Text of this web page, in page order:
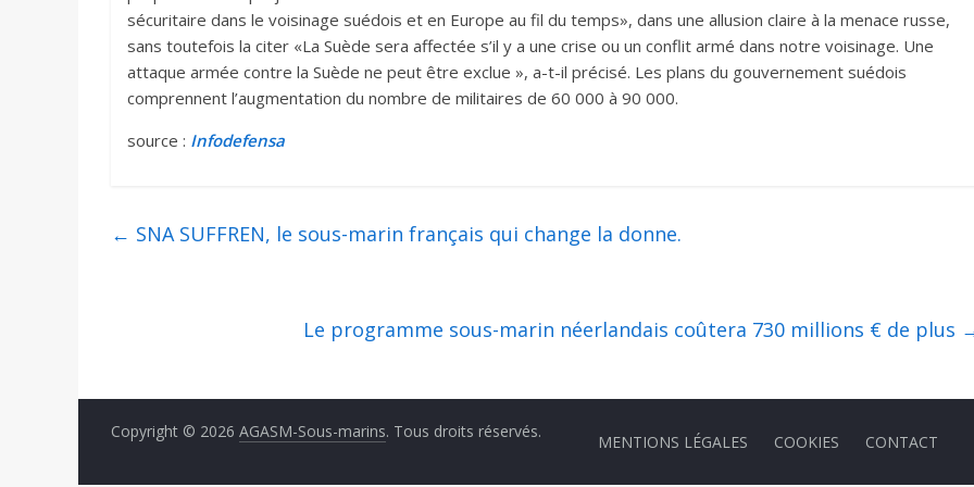
sécuritaire dans le voisinage suédois et en Europe au fil du temps», dans une allusion claire à la menace russe,
sans toutefois la citer «La Suède sera affectée s’il y a une crise ou un conflit armé dans notre voisinage. Une
attaque armée contre la Suède ne peut être exclue », a-t-il précisé. Les plans du gouvernement suédois
comprennent l’augmentation du nombre de militaires de 60 000 à 90 000.
source : Infodefensa
← SNA SUFFREN, le sous-marin français qui change la donne.
Le programme sous-marin néerlandais coûtera 730 millions € de plus
Copyright © 2026 AGASM-Sous-marins. Tous droits réservés.
MENTIONS LÉGALES COOKIES CONTACT